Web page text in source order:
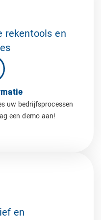
rekentools en
uw bedrijfsprocessen
een demo aan!
en